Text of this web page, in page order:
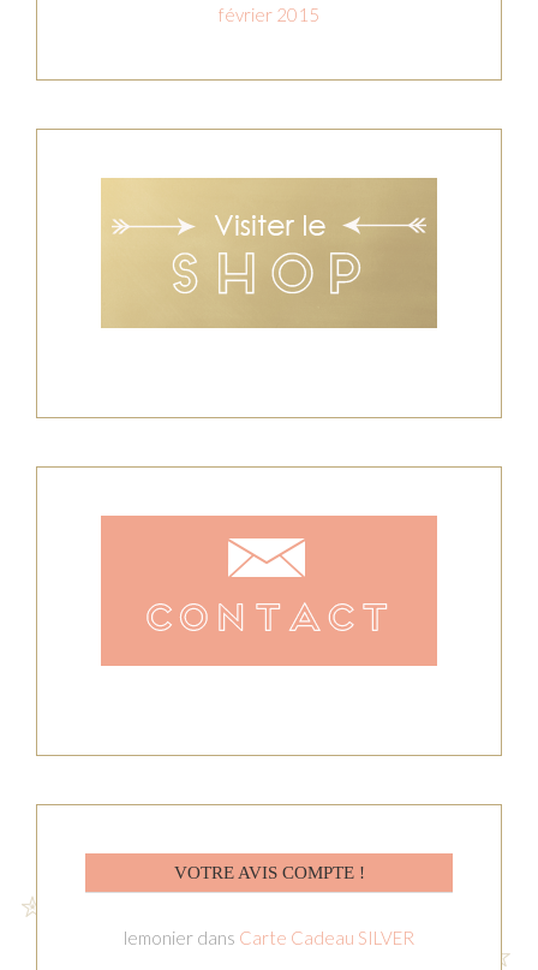
février 2015
VOTRE AVIS COMPTE !
lemonier dans Carte Cadeau SILVER